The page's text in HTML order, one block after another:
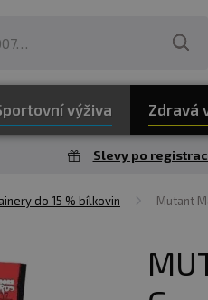
výživa Zdravá
Slevy po
do 15 % bílkovin Mutant